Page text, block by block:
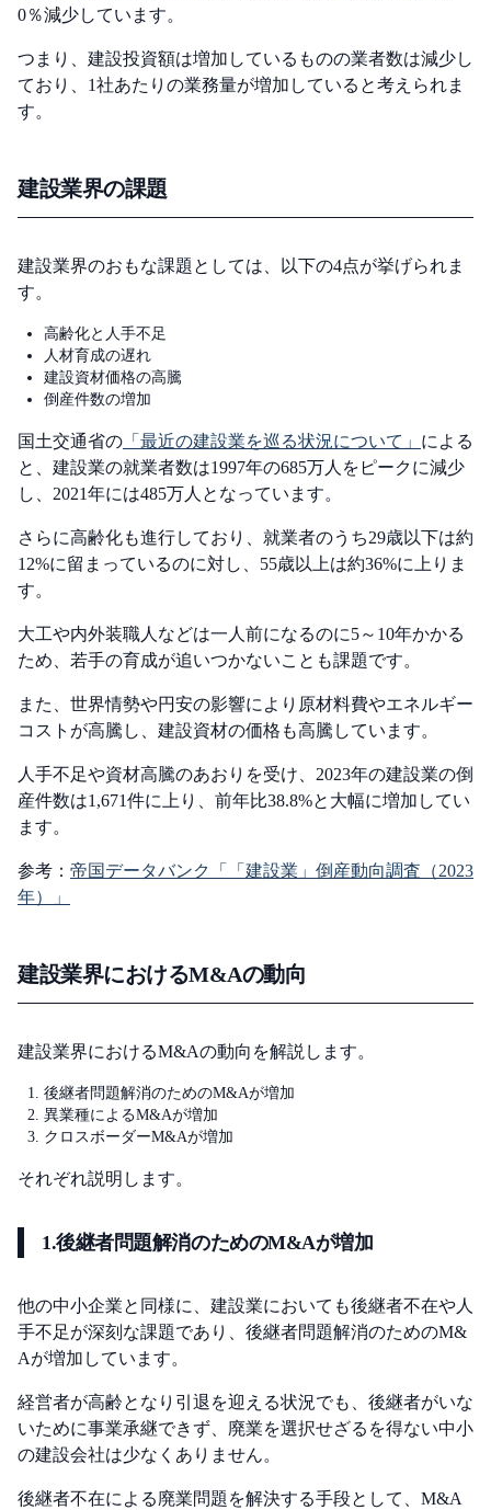
0％減少しています。
つまり、建設投資額は増加しているものの業者数は減少し
ており、1社あたりの業務量が増加していると考えられま
す。
建設業界の課題
建設業界のおもな課題としては、以下の4点が挙げられま
す。
高齢化と人手不足
人材育成の遅れ
建設資材価格の高騰
倒産件数の増加
国土交通省の 「最近の建設業を巡る状況について」 による
と、建設業の就業者数は1997年の685万人をピークに減少
し、2021年には485万人となっています。
さらに高齢化も進行しており、就業者のうち29歳以下は約
12%に留まっているのに対し、55歳以上は約36%に上りま
す。
大工や内外装職人などは一人前になるのに5～10年かかる
ため、若手の育成が追いつかないことも課題です。
また、世界情勢や円安の影響により原材料費やエネルギー
コストが高騰し、建設資材の価格も高騰しています。
人手不足や資材高騰のあおりを受け、2023年の建設業の倒
産件数は1,671件に上り、前年比38.8%と大幅に増加してい
ます。
参考： 帝国データバンク「「建設業」倒産動向調査（2023
年）」
建設業界におけるM&Aの動向
建設業界におけるM&Aの動向を解説します。
後継者問題解消のためのM&Aが増加
異業種によるM&Aが増加
クロスボーダーM&Aが増加
それぞれ説明します。
1.後継者問題解消のためのM&Aが増加
他の中小企業と同様に、建設業においても後継者不在や人
手不足が深刻な課題であり、後継者問題解消のためのM&
Aが増加しています。
経営者が高齢となり引退を迎える状況でも、後継者がいな
いために事業承継できず、廃業を選択せざるを得ない中小
の建設会社は少なくありません。
後継者不在による廃業問題を解決する手段として、M&A